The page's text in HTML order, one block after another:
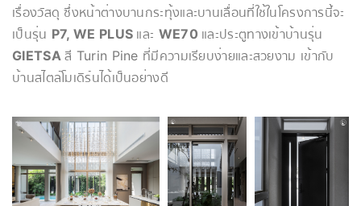
เรื่องวัสดุ ซึ่งหน้าต่างบานกระทุ้งและบานเลื่อนที่ใช้ในโครงการนี้จะ
เป็นรุ่น P7, WE PLUS และ WE70 และประตูทางเข้าบ้านรุ่น
GIETSAสี Turin Pine ที่มีความเรียบง่ายและสวยงาม เข้ากับ
บ้านสไตล์โมเดิร์นได้เป็นอย่างดี